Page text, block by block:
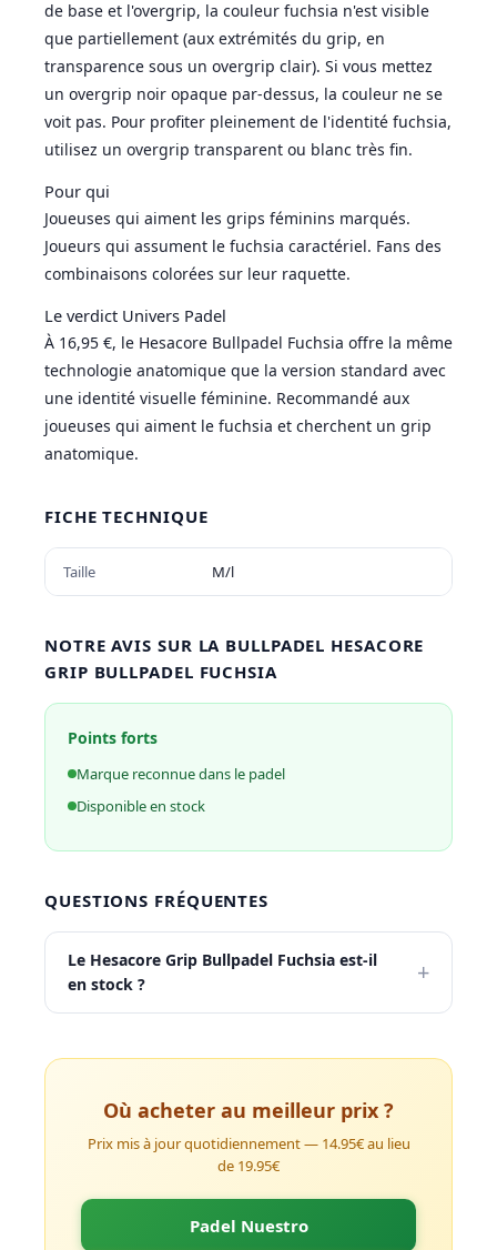
de base et l'overgrip, la couleur fuchsia n'est visible
que partiellement (aux extrémités du grip, en
transparence sous un overgrip clair). Si vous mettez
un overgrip noir opaque par-dessus, la couleur ne se
voit pas. Pour profiter pleinement de l'identité fuchsia,
utilisez un overgrip transparent ou blanc très fin.
Pour qui
Joueuses qui aiment les grips féminins marqués.
Joueurs qui assument le fuchsia caractériel. Fans des
combinaisons colorées sur leur raquette.
Le verdict Univers Padel
À 16,95 €, le Hesacore Bullpadel Fuchsia offre la même
technologie anatomique que la version standard avec
une identité visuelle féminine. Recommandé aux
joueuses qui aiment le fuchsia et cherchent un grip
anatomique.
FICHE TECHNIQUE
Taille M/l
NOTRE AVIS SUR LA BULLPADEL HESACORE
GRIP BULLPADEL FUCHSIA
Points forts
Marque reconnue dans le padel
Disponible en stock
QUESTIONS FRÉQUENTES
Le Hesacore Grip Bullpadel Fuchsia est-il
en stock ?
+
Où acheter au meilleur prix ?
Prix mis à jour quotidiennement — 14.95€ au lieu
de 19.95€
Padel Nuestro